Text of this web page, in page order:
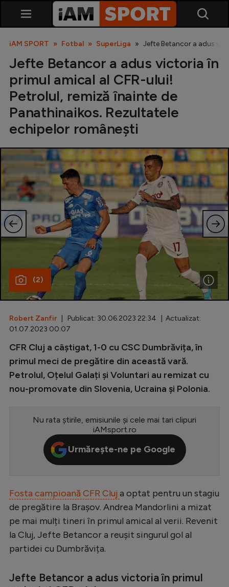
SuperLiga
Liga 2
Cupa României
Echipa Națională
U21
Fotbal feminin
Special
Diverse
Inedit
Champions League
Europa League
CM 2026
Premier League
LaLiga
Bundesliga
Ligue 1
Campionate
Starurile fotbalului
iAM SPORT Fotbal SuperLiga Jefte Betancor a adus
Jefte Betancor a adus victoria în
primul amical al CFR-ului!
Petrolul, remiză înainte de
Panathinaikos. Rezultatele
echipelor românești
(2)
Robert Zanfir | Publicat: 30.06.2023 22:34 | Actualizat:
01.07.2023 00:07
CFR Cluj a câștigat, 1-0 cu CSC Dumbrăvița, în
primul meci de pregătire din această vară.
Petrolul, Oțelul Galați și Voluntari au remizat cu
nou-promovate din Slovenia, Ucraina și Polonia.
Nu rata știrile, emisiunile și cele mai tari clipuri
iAMsport.ro
Urmărește-ne pe Google
Fosta campioană CFR Cluj a optat pentru un stagiu
de pregătire la Brașov. Andrea Mandorlini a mizat
pe mai mulți tineri în primul amical al verii. Revenit
la Cluj, Jefte Betancor a reușit singurul gol al
partidei cu Dumbrăvița.
Jefte Betancor a adus victoria în primul